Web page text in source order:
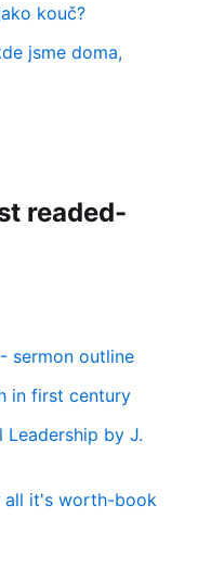
kouč?
jsme doma,
readed-
sermon outline
in first century
Leadership by J.
all it's worth-book